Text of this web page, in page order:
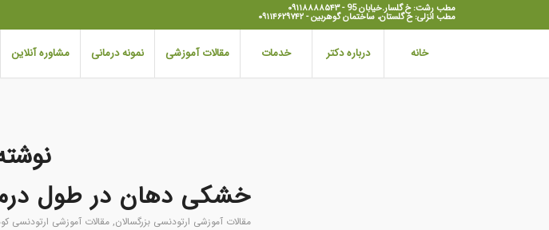
مطب رشت: خ گلسار.خیابان 95 - ۰۹۱۱۸۸۸۸۵۴۳
مطب انزلی: خ گلستان، ساختمان گوهربین - ۰۹۱۱۴۶۲۹۷۴۲
خانه درباره دکتر خدمات مقالات آموزشی نمونه درمانی مشاوره آنلاین
خشکی دهان در طول
مقالات آموزشی ارتودنسی بزرگسالان, مقالات آموزشی ارتودنسی